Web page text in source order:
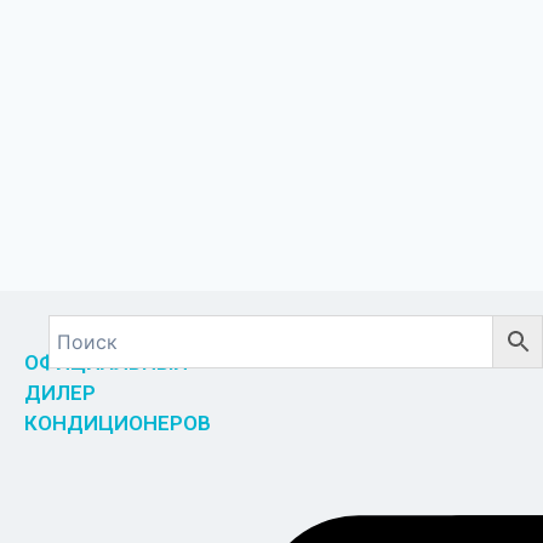
ОФИЦИАЛЬНЫЙ
ДИЛЕР
КОНДИЦИОНЕРОВ